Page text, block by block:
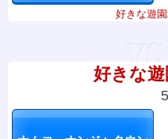
好きな遊
好きな